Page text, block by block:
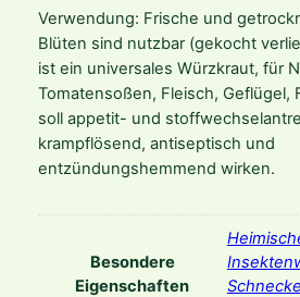
g
a
r
e
M
e
n
e
Verwendung: Frische und
Blüten sind nutzbar (gekocht
ist ein universales Würzkraut, für
Tomatensoßen, Fleisch, Geflügel,
soll appetit- und
krampflösend, antiseptisch und
entzündungshemmend wirken.
Besondere
Eigenschaften